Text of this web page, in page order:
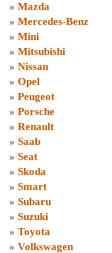
» Mazda
» Mercedes-Benz
» Mini
» Mitsubishi
» Nissan
» Opel
» Peugeot
» Porsche
» Renault
» Saab
» Seat
» Skoda
» Smart
» Subaru
» Suzuki
» Toyota
» Volkswagen